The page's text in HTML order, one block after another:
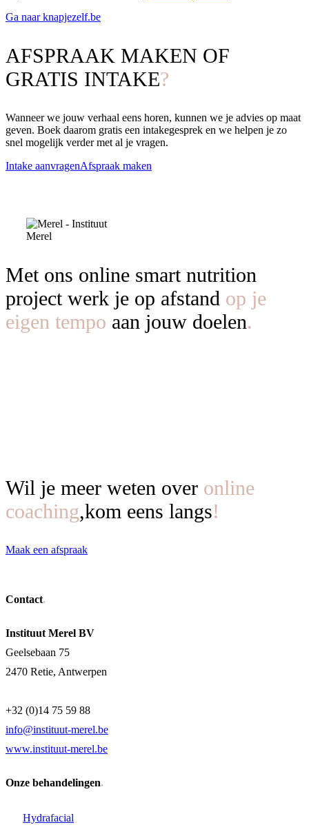
Ga naar knapjezelf.be
AFSPRAAK MAKEN OF
GRATIS INTAKE
Wanneer we jouw verhaal eens horen, kunnen we je advies op maat
geven. Boek daarom gratis een intakegesprek en we helpen je zo
snel mogelijk verder met al je vragen.
Intake aanvragenAfspraak maken
Met ons online smart nutrition
project werk je op afstand op je
eigen tempo aan jouw doelen
Wil je meer weten over online
coaching,kom eens langs
Maak een afspraak
Contact
Instituut Merel BV
Geelsebaan 75
2470 Retie, Antwerpen
+32 (0)14 75 59 88
info@instituut-merel.be
www.instituut-merel.be
Onze behandelingen
Hydrafacial